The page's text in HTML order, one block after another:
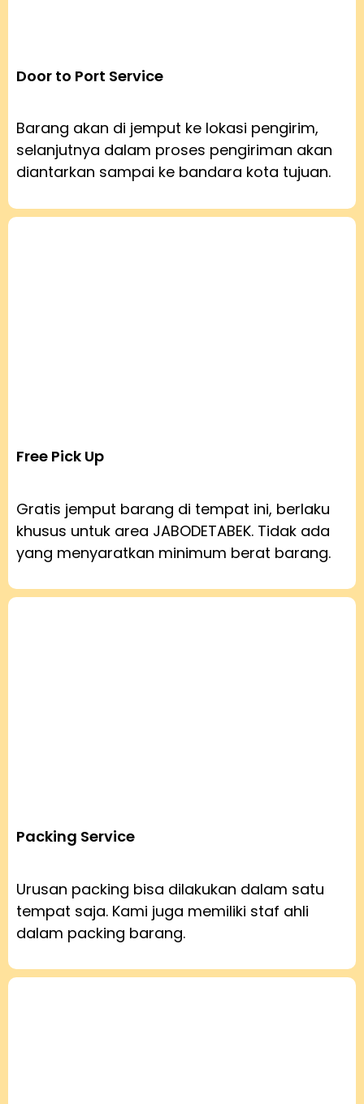
Door to Port Service
Barang akan di jemput ke lokasi pengirim,
selanjutnya dalam proses pengiriman akan
diantarkan sampai ke bandara kota tujuan.
Free Pick Up
Gratis jemput barang di tempat ini, berlaku
khusus untuk area JABODETABEK. Tidak ada
yang menyaratkan minimum berat barang.
Packing Service
Urusan packing bisa dilakukan dalam satu
tempat saja. Kami juga memiliki staf ahli
dalam packing barang.